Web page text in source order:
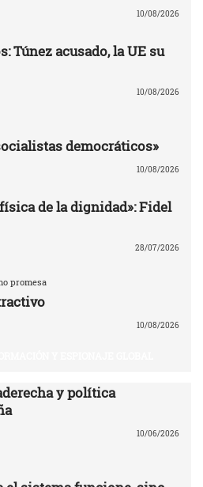
10/08/2026
Túnez acusado, la UE su
10/08/2026
democráticos»
10/08/2026
de la dignidad»: Fidel
28/07/2026
promesa
10/08/2026
y política
10/06/2026